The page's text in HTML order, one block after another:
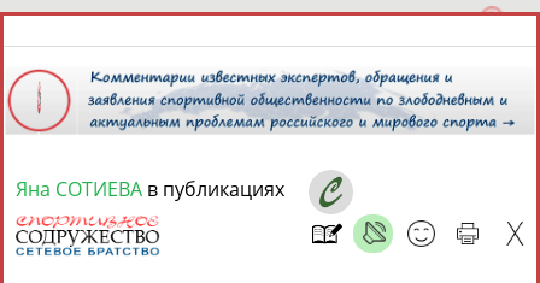
7 августа 2026 года,
СПОРТСМЕНЫ, ТРЕНЕРЫ И СПЕЦИАЛИСТЫ
Яна СОТИЕВА в публикациях